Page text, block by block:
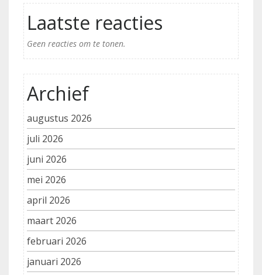
Laatste reacties
Geen reacties om te tonen.
Archief
augustus 2026
juli 2026
juni 2026
mei 2026
april 2026
maart 2026
februari 2026
januari 2026